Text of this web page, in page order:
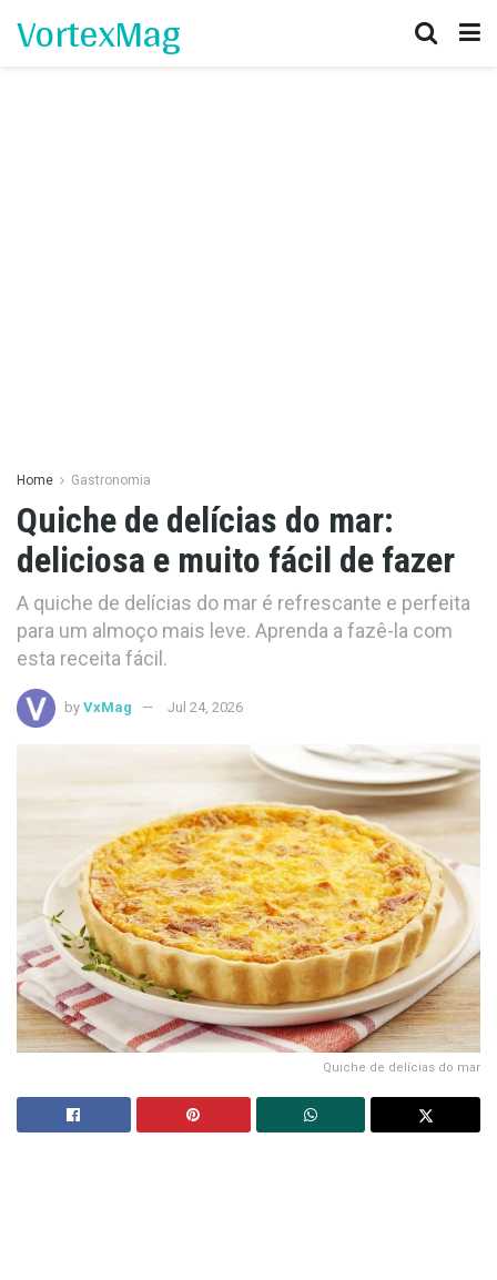
VortexMag
Home Gastronomia
Quiche de delícias do mar:
deliciosa e muito fácil de fazer
A quiche de delícias do mar é refrescante e perfeita
para um almoço mais leve. Aprenda a fazê-la com
esta receita fácil.
by VxMag Jul 24, 2026
Quiche de delícias do mar